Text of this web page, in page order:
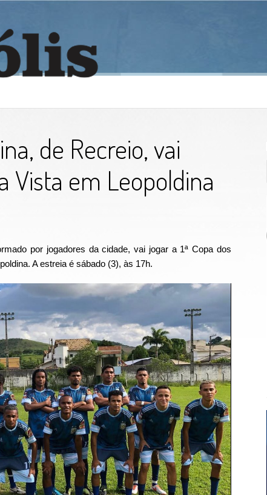
de Recreio, vai
Vista em Leopoldina
por jogadores da cidade, vai jogar a 1ª Copa dos
A estreia é sábado (3), às 17h.